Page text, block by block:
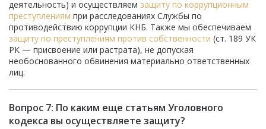
деятельность) и осуществляем защиту по коррупционным
преступлениям при расследованиях Службы по
противодействию коррупции КНБ. Также мы обеспечиваем
защиту по преступлениям против собственности (ст. 189 УК
РК — присвоение или растрата), не допуская
необоснованного обвинения материально ответственных
лиц.
Вопрос 7: По каким еще статьям Уголовного
кодекса вы осуществляете защиту?